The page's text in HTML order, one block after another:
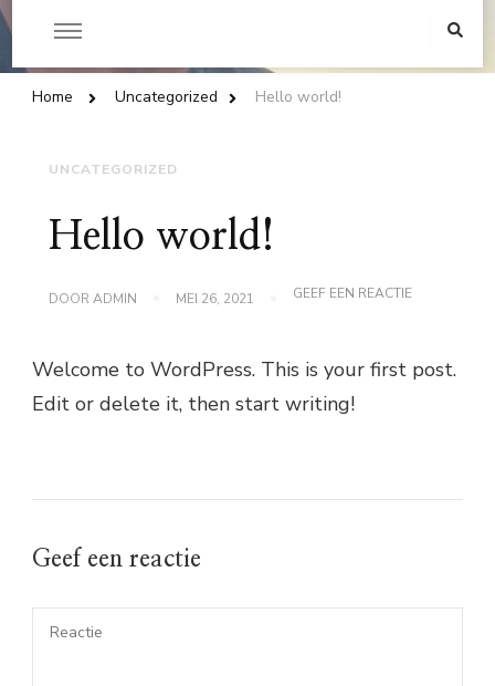
iets?
Home Uncategorized Hello world!
UNCATEGORIZED
Hello world!
DOORADMIN MEI 26, 2021 GEEF EEN REACTIEOP
Welcome to WordPress. This is your first post.
Edit or delete it, then start writing!
Geef een reactie